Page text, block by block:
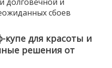
сбоев
купе для красоты и
решения от